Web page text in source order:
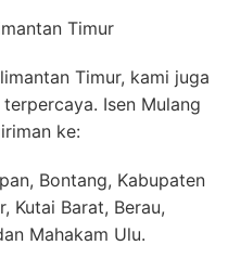
Timur
Timur, kami juga
Isen Mulang
ke:
Bontang, Kabupaten
Kutai Barat, Berau,
Mahakam Ulu.